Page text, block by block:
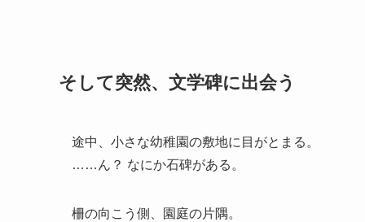
そして突然、文学碑に出会う
途中、小さな幼稚園の敷地に目がとまる。
……ん？ なにか石碑がある。
柵の向こう側、園庭の片隅。